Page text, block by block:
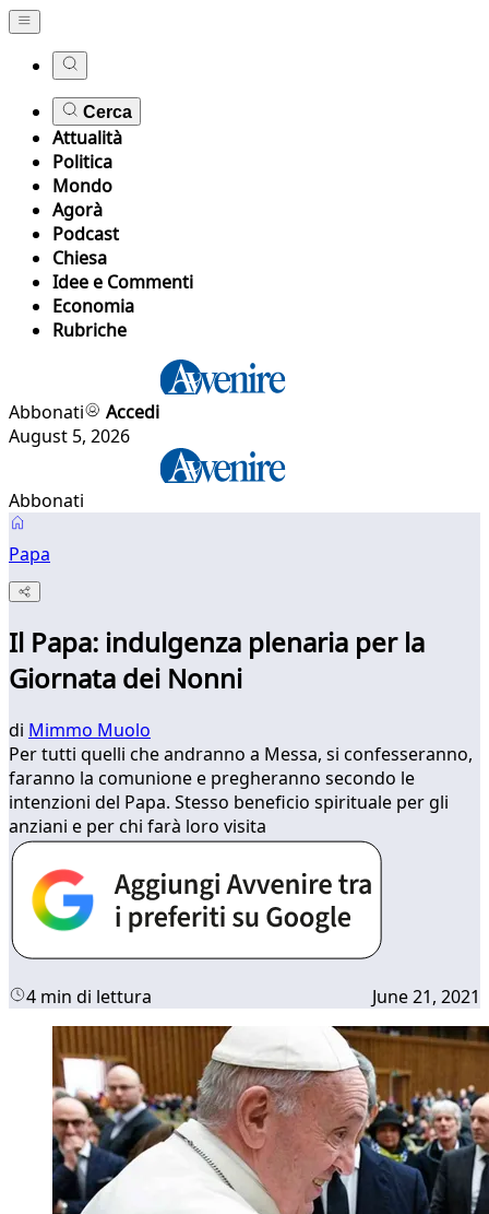
Cerca
Attualità
Politica
Mondo
Agorà
Podcast
Chiesa
Idee e Commenti
Economia
Rubriche
Abbonati
Accedi
August 5, 2026
Abbonati
Papa
Il Papa: indulgenza plenaria per la
Giornata dei Nonni
di Mimmo Muolo
Per tutti quelli che andranno a Messa, si confesseranno,
faranno la comunione e pregheranno secondo le
intenzioni del Papa. Stesso beneficio spirituale per gli
anziani e per chi farà loro visita
4 min di lettura June 21, 2021